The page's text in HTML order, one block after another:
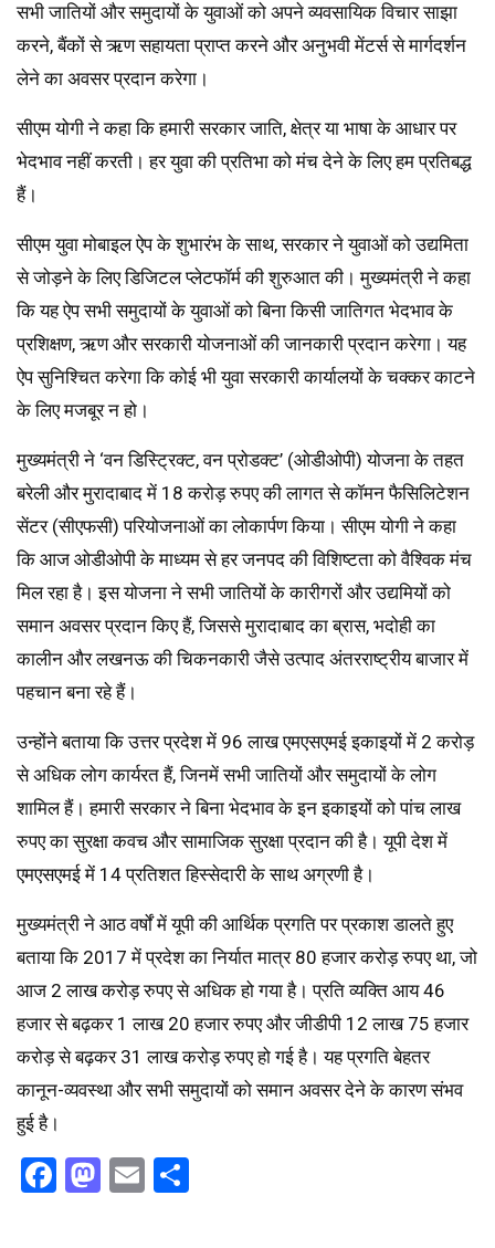
सभी जातियों और समुदायों के युवाओं को अपने व्यवसायिक विचार साझा
करने, बैंकों से ऋण सहायता प्राप्त करने और अनुभवी मेंटर्स से मार्गदर्शन
लेने का अवसर प्रदान करेगा।
सीएम योगी ने कहा कि हमारी सरकार जाति, क्षेत्र या भाषा के आधार पर
भेदभाव नहीं करती। हर युवा की प्रतिभा को मंच देने के लिए हम प्रतिबद्ध
हैं।
सीएम युवा मोबाइल ऐप के शुभारंभ के साथ, सरकार ने युवाओं को उद्यमिता
से जोड़ने के लिए डिजिटल प्लेटफॉर्म की शुरुआत की। मुख्यमंत्री ने कहा
कि यह ऐप सभी समुदायों के युवाओं को बिना किसी जातिगत भेदभाव के
प्रशिक्षण, ऋण और सरकारी योजनाओं की जानकारी प्रदान करेगा। यह
ऐप सुनिश्चित करेगा कि कोई भी युवा सरकारी कार्यालयों के चक्कर काटने
के लिए मजबूर न हो।
मुख्यमंत्री ने ‘वन डिस्ट्रिक्ट, वन प्रोडक्ट’ (ओडीओपी) योजना के तहत
बरेली और मुरादाबाद में 18 करोड़ रुपए की लागत से कॉमन फैसिलिटेशन
सेंटर (सीएफसी) परियोजनाओं का लोकार्पण किया। सीएम योगी ने कहा
कि आज ओडीओपी के माध्यम से हर जनपद की विशिष्टता को वैश्विक मंच
मिल रहा है। इस योजना ने सभी जातियों के कारीगरों और उद्यमियों को
समान अवसर प्रदान किए हैं, जिससे मुरादाबाद का ब्रास, भदोही का
कालीन और लखनऊ की चिकनकारी जैसे उत्पाद अंतरराष्ट्रीय बाजार में
पहचान बना रहे हैं।
उन्होंने बताया कि उत्तर प्रदेश में 96 लाख एमएसएमई इकाइयों में 2 करोड़
से अधिक लोग कार्यरत हैं, जिनमें सभी जातियों और समुदायों के लोग
शामिल हैं। हमारी सरकार ने बिना भेदभाव के इन इकाइयों को पांच लाख
रुपए का सुरक्षा कवच और सामाजिक सुरक्षा प्रदान की है। यूपी देश में
एमएसएमई में 14 प्रतिशत हिस्सेदारी के साथ अग्रणी है।
मुख्यमंत्री ने आठ वर्षों में यूपी की आर्थिक प्रगति पर प्रकाश डालते हुए
बताया कि 2017 में प्रदेश का निर्यात मात्र 80 हजार करोड़ रुपए था, जो
आज 2 लाख करोड़ रुपए से अधिक हो गया है। प्रति व्यक्ति आय 46
हजार से बढ़कर 1 लाख 20 हजार रुपए और जीडीपी 12 लाख 75 हजार
करोड़ से बढ़कर 31 लाख करोड़ रुपए हो गई है। यह प्रगति बेहतर
कानून-व्यवस्था और सभी समुदायों को समान अवसर देने के कारण संभव
हुई है।
Facebook
Mastodon
Email